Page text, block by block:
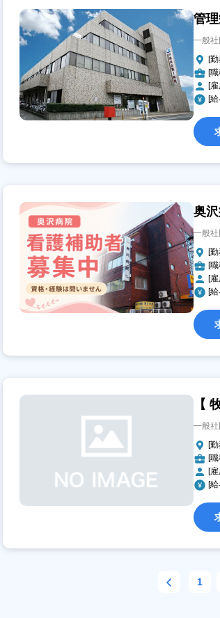
管
一般
[
[
[
[
奥
一般
[
[
[
[
【
一般
[
[
[
[
1